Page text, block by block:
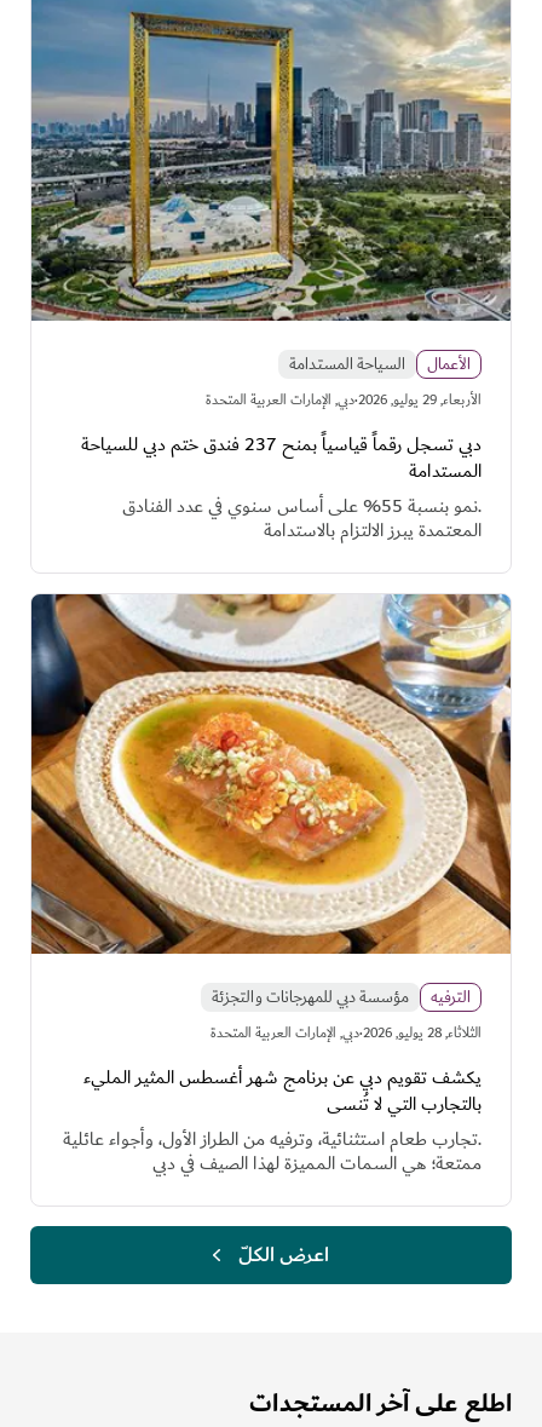
الأعمال السياحة المستدامة
اﻷربعاء, 29 يوليو, 2026 ·دبي, الإمارات العربية المتحدة
دبي تسجل رقماً قياسياً بمنح 237 فندق ختم دبي للسياحة
المستدامة
.نمو بنسبة 55% على أساس سنوي في عدد الفنادق
المعتمدة يبرز الالتزام بالاستدامة
الترفيه مؤسسة دبي للمهرجانات والتجزئة
الثلاثاء, 28 يوليو, 2026 ·دبي, الإمارات العربية المتحدة
يكشف تقويم دبي عن برنامج شهر أغسطس المثير المليء
بالتجارب التي لا تُنسى
.تجارب طعام استثنائية، وترفيه من الطراز الأول، وأجواء عائلية
ممتعة؛ هي السمات المميزة لهذا الصيف في دبي
اعرض الكلّ
اطلع على آخر المستجدات